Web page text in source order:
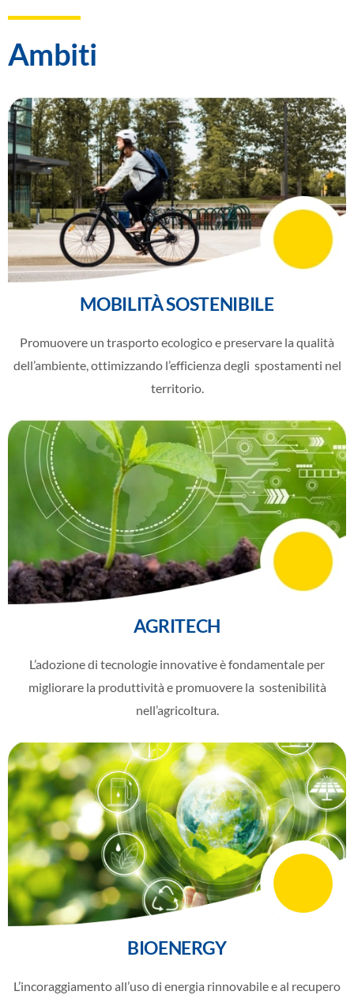
Ambiti
MOBILITÀ SOSTENIBILE
Promuovere un trasporto ecologico e preservare la qualità
dell’ambiente, ottimizzando l’efficienza degli spostamenti nel
territorio.
AGRITECH
L’adozione di tecnologie innovative è fondamentale per
migliorare la produttività e promuovere la sostenibilità
nell’agricoltura.
BIOENERGY
L’incoraggiamento all’uso di energia rinnovabile e al recupero